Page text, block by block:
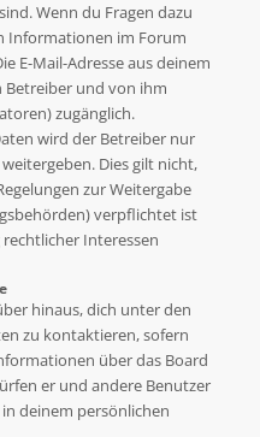
Wenn du Fragen dazu
Informationen im Forum
E-Mail-Adresse aus deinem
Betreiber und von ihm
zugänglich.
wird der Betreiber nur
Dies gilt nicht,
zur Weitergabe
verpflichtet ist
Interessen
hinaus, dich unter den
zu kontaktieren, sofern
über das Board
er und andere Benutzer
deinem persönlichen